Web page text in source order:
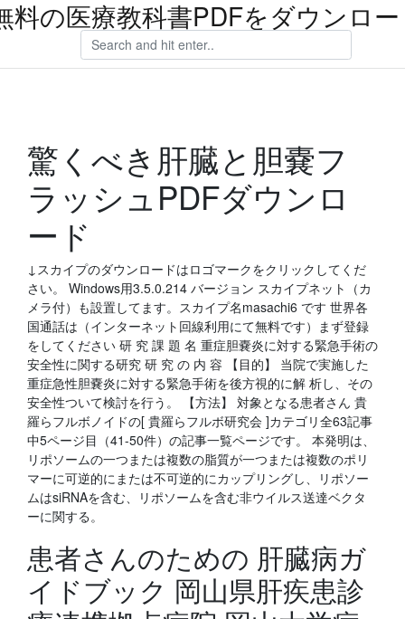
料の医療教科書PDFをダウンロ
驚くべき肝臓と胆嚢フ
ラッシュPDFダウンロ
ード
↓スカイプのダウンロードはロゴマークをクリックしてくだ
さい。 Windows用3.5.0.214 バージョン スカイプネット（カ
メラ付）も設置してます。スカイプ名masachi6 です 世界各
国通話は（インターネット回線利用にて無料です）まず登録
をしてください 研 究 課 題 名 重症胆嚢炎に対する緊急手術の
安全性に関する研究 研 究 の 内 容 【目的】 当院で実施した
重症急性胆嚢炎に対する緊急手術を後方視的に解 析し、その
安全性ついて検討を行う。 【方法】 対象となる患者さん 貴
羅らフルボノイドの[ 貴羅らフルボ研究会 ]カテゴリ全63記事
中5ページ目（41-50件）の記事一覧ページです。 本発明は、
リポソームの一つまたは複数の脂質が一つまたは複数のポリ
マーに可逆的にまたは不可逆的にカップリングし、リポソー
ムはsiRNAを含む、リポソームを含む非ウイルス送達ベクタ
ーに関する。
患者さんのための 肝臓病ガ
イドブック 岡山県肝疾患診